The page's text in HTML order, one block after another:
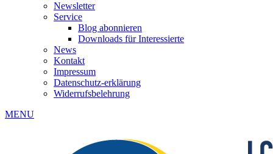
Newsletter
Service
Blog abonnieren
Downloads für Interessierte
News
Kontakt
Impressum
Datenschutz-erklärung
Widerrufsbelehrung
MENU